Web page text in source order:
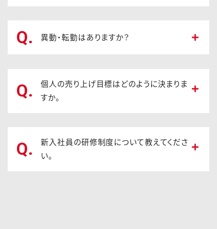
Q. 異動・転勤はありますか？
Q.
個人の売り上げ目標はどのように決まりま
すか。
Q.
新入社員の研修制度について教えてくださ
い。